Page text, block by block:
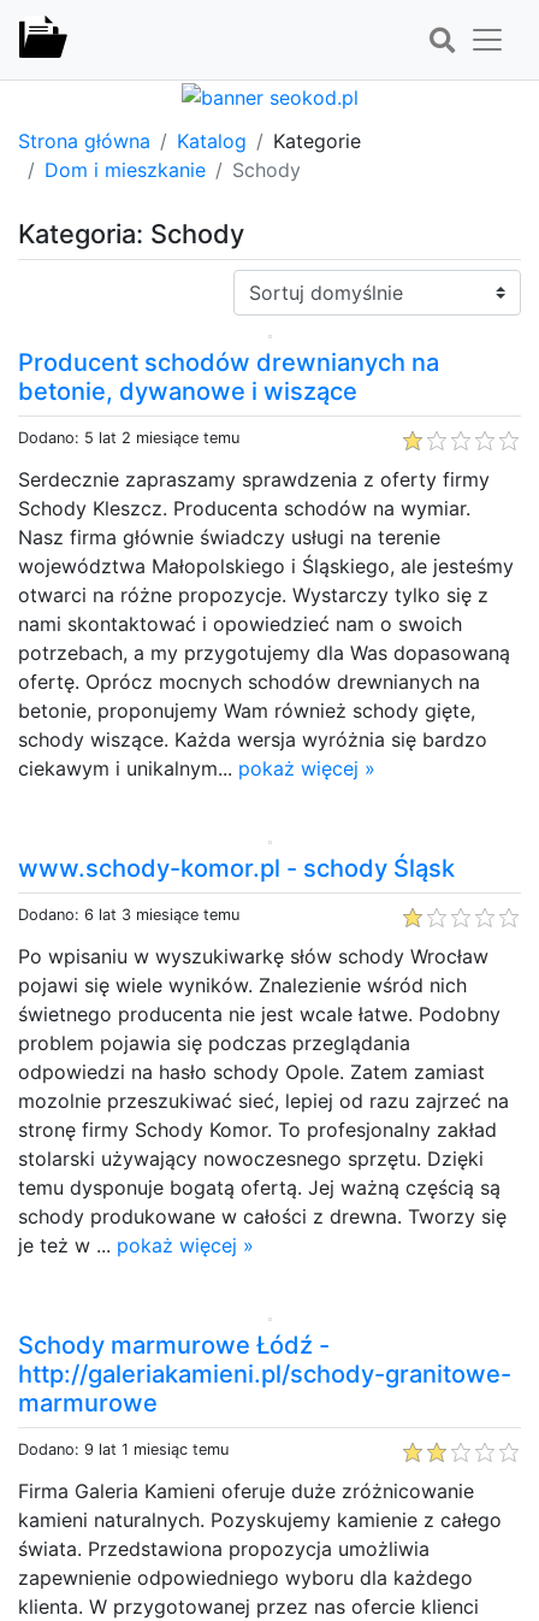
Strona główna Katalog
Kategorie
Dom i mieszkanie
Schody
Kategoria: Schody
Sortuj:
Producent schodów drewnianych na
betonie, dywanowe i wiszące
Dodano: 5 lat 2 miesiące temu
Serdecznie zapraszamy sprawdzenia z oferty firmy
Schody Kleszcz. Producenta schodów na wymiar.
Nasz firma głównie świadczy usługi na terenie
województwa Małopolskiego i Śląskiego, ale jesteśmy
otwarci na różne propozycje. Wystarczy tylko się z
nami skontaktować i opowiedzieć nam o swoich
potrzebach, a my przygotujemy dla Was dopasowaną
ofertę. Oprócz mocnych schodów drewnianych na
betonie, proponujemy Wam również schody gięte,
schody wiszące. Każda wersja wyróżnia się bardzo
ciekawym i unikalnym... pokaż więcej »
www.schody-komor.pl - schody Śląsk
Dodano: 6 lat 3 miesiące temu
Po wpisaniu w wyszukiwarkę słów schody Wrocław
pojawi się wiele wyników. Znalezienie wśród nich
świetnego producenta nie jest wcale łatwe. Podobny
problem pojawia się podczas przeglądania
odpowiedzi na hasło schody Opole. Zatem zamiast
mozolnie przeszukiwać sieć, lepiej od razu zajrzeć na
stronę firmy Schody Komor. To profesjonalny zakład
stolarski używający nowoczesnego sprzętu. Dzięki
temu dysponuje bogatą ofertą. Jej ważną częścią są
schody produkowane w całości z drewna. Tworzy się
je też w ... pokaż więcej »
Schody marmurowe Łódź -
http://galeriakamieni.pl/schody-granitowe-
marmurowe
Dodano: 9 lat 1 miesiąc temu
Firma Galeria Kamieni oferuje duże zróżnicowanie
kamieni naturalnych. Pozyskujemy kamienie z całego
świata. Przedstawiona propozycja umożliwia
zapewnienie odpowiedniego wyboru dla każdego
klienta. W przygotowanej przez nas ofercie klienci